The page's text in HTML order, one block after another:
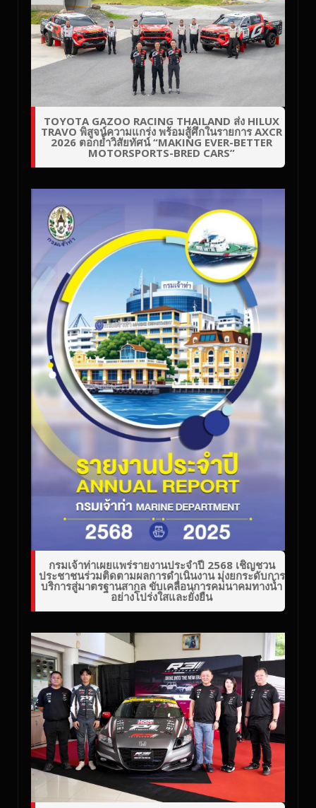
TOYOTA GAZOO RACING THAILAND ส่ง HILUX
TRAVO พิสูจน์ความแกร่ง พร้อมสู้ศึกในรายการ AXCR
2026 ตอกย้ำวิสัยทัศน์ “MAKING EVER-BETTER
MOTORSPORTS-BRED CARS”
กรมเจ้าท่าเผยแพร่รายงานประจำปี 2568 เชิญชวน
ประชาชนร่วมติดตามผลการดำเนินงาน มุ่งยกระดับการ
บริการสู่มาตรฐานสากล ขับเคลื่อนการคมนาคมทางน้ำ
อย่างโปร่งใสและยั่งยืน